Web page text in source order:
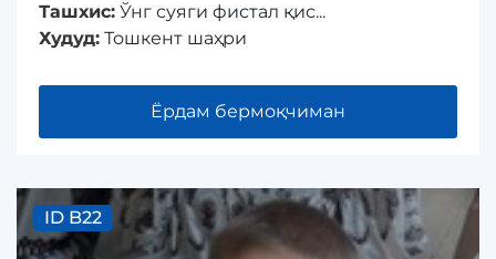
Ташхис: Ўнг суяги фистал қис...
Худуд: Тошкент шаҳри
Ёрдам бермоқчиман
ID B22